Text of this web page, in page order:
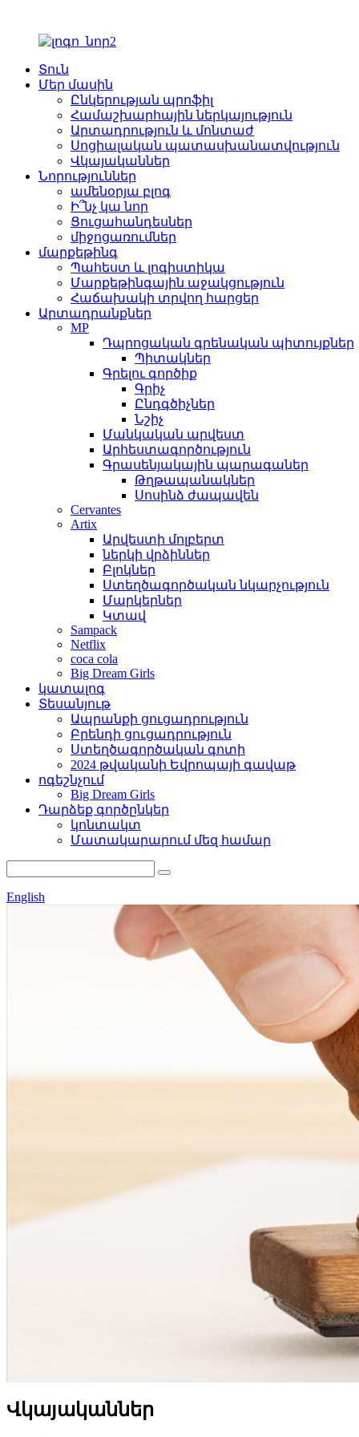
Տուն
Մեր մասին
Ընկերության պրոֆիլ
Համաշխարհային ներկայություն
Արտադրություն և մոնտաժ
Սոցիալական պատասխանատվություն
Վկայականներ
Նորություններ
ամենօրյա բլոգ
Ի՞նչ կա նոր
Ցուցահանդեսներ
միջոցառումներ
մարքեթինգ
Պահեստ և լոգիստիկա
Մարքեթինգային աջակցություն
Հաճախակի տրվող հարցեր
Արտադրանքներ
MP
Դպրոցական գրենական պիտույքներ
Պիտակներ
Գրելու գործիք
Գրիչ
Ընդգծիչներ
Նշիչ
Մանկական արվեստ
Արհեստագործություն
Գրասենյակային պարագաներ
Թղթապանակներ
Սոսինձ ժապավեն
Cervantes
Artix
Արվեստի մոլբերտ
ներկի վրձիններ
Բլոկներ
Ստեղծագործական նկարչություն
Մարկերներ
Կտավ
Sampack
Netflix
coca cola
Big Dream Girls
կատալոգ
Տեսանյութ
Ապրանքի ցուցադրություն
Բրենդի ցուցադրություն
Ստեղծագործական գոտի
2024 թվականի Եվրոպայի գավաթ
ոգեշնչում
Big Dream Girls
Դարձեք գործընկեր
կոնտակտ
Մատակարարում մեզ համար
English
Վկայականներ